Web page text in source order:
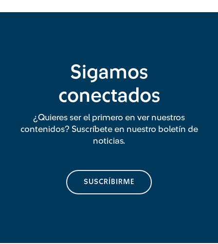
Sigamos
conectados
¿Quieres ser el primero en ver nuestros
contenidos? Suscríbete en nuestro boletín de
noticias.
SUSCRÍBIRME